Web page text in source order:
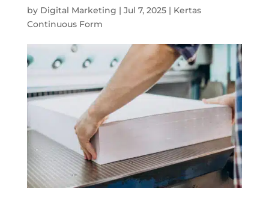
by Digital Marketing | Jul 7, 2025| Kertas
Continuous Form